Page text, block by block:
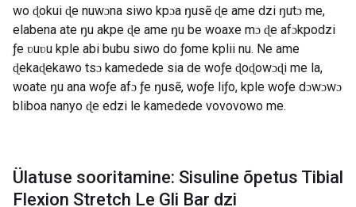
wo ɖokui ɖe nuwɔna siwo kpɔa ŋusẽ ɖe ame dzi ŋutɔ me,
elabena ate ŋu akpe ɖe ame ŋu be woaxe mɔ ɖe afɔkpodzi
ƒe ʋuʋu kple abi bubu siwo do ƒome kplii nu. Ne ame
ɖekaɖekawo tsɔ kamedede sia de woƒe ɖoɖowɔɖi me la,
woate ŋu ana woƒe afɔ ƒe ŋusẽ, woƒe liƒo, kple woƒe dɔwɔwɔ
bliboa nanyo ɖe edzi le kamedede vovovowo me.
Ülatuse sooritamine: Sisuline õpetus Tibial
Flexion Stretch Le Gli Bar dzi